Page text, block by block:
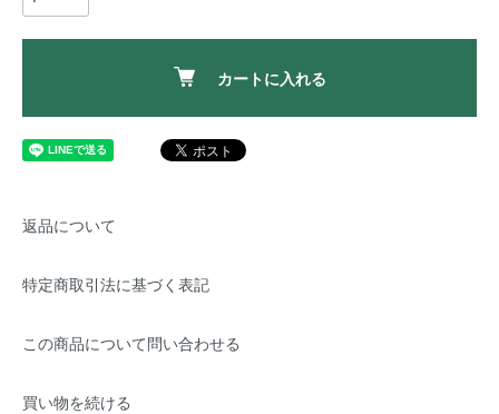
カートに入れる
返品について
特定商取引法に基づく表記
この商品について問い合わせる
買い物を続ける